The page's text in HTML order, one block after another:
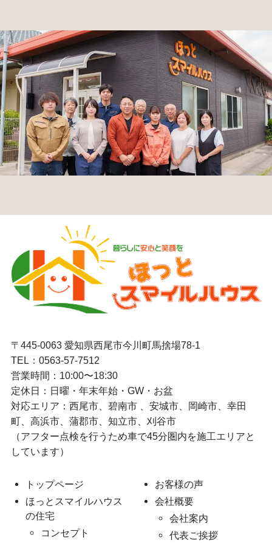
〒445-0063 愛知県西尾市今川町馬捨場78-1
TEL： 0563-57-7512
営業時間：10:00〜18:30
定休日：日曜・年末年始・GW・お盆
対応エリア：西尾市、碧南市 、安城市、岡崎市、幸田
町、高浜市、蒲郡市、知立市、刈谷市
（アフター点検を行うため車で45分圏内を施工エリアと
しています）
トップページ
ほっとスマイルハウス
の住宅
コンセプト
お客様の声
会社概要
会社案内
代表ご挨拶